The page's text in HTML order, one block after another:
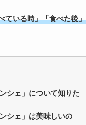
ている時」「食べた後」
シェ」について知りた
シェ」 は美味しいの